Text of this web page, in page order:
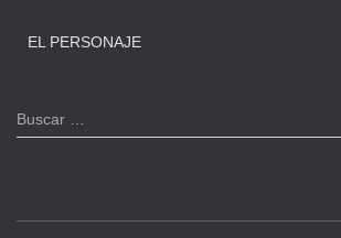
EL PERSONAJE
B
u
Buscar …